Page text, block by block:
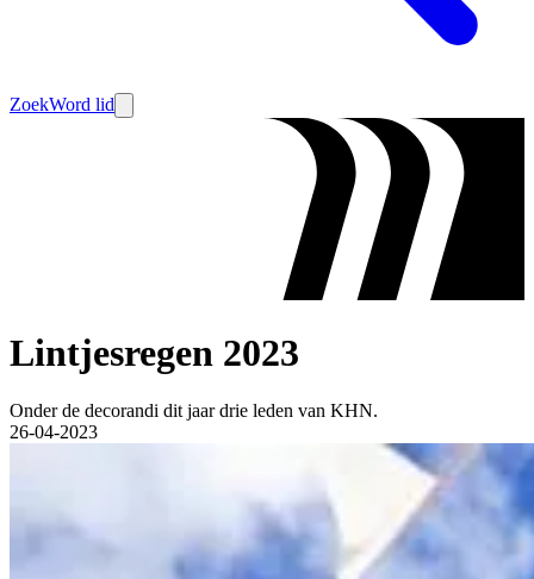
ZoekWord lid
Lintjesregen 2023
Onder de decorandi dit jaar drie leden van KHN.
26-04-2023